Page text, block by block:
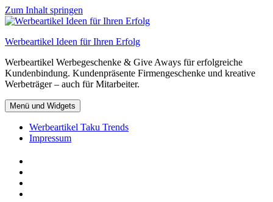
Zum Inhalt springen
Werbeartikel Ideen für Ihren Erfolg
Werbeartikel Werbegeschenke & Give Aways für erfolgreiche
Kundenbindung. Kundenpräsente Firmengeschenke und kreative
Werbeträger – auch für Mitarbeiter.
Menü und Widgets
Werbeartikel Taku Trends
Impressum